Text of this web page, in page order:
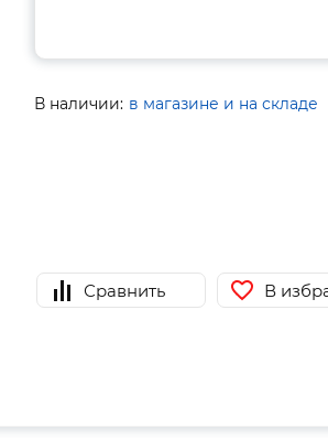
В наличии: в магазине и на складе
Сравнить В